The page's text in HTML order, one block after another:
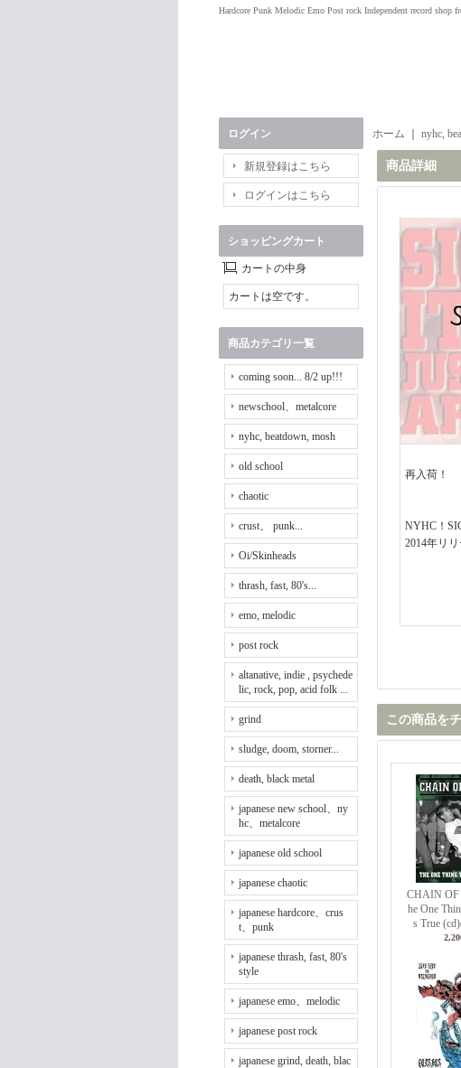
Hardcore Punk Melodic Emo Post rock Independent record shop
ログイン
新規登録はこちら
ログインはこちら
ショッピングカート
カートの中身
カートは空です。
商品カテゴリ一覧
coming soon... 8/2 up!!!
newschool、metalcore
nyhc, beatdown, mosh
old school
chaotic
crust、 punk...
Oi/Skinheads
thrash, fast, 80's...
emo, melodic
post rock
altanative, indie , psychede
lic, rock, pop, acid folk ...
grind
sludge, doom, storner...
death, black metal
japanese new school、ny
hc、metalcore
japanese old school
japanese chaotic
japanese hardcore、crus
t、punk
japanese thrash, fast, 80's
style
japanese emo、melodic
japanese post rock
japanese grind, death, blac
ホーム nyhc,
商品詳細
再入荷！
NYHC！
2014年リ
この商品を
CHAIN OF
he One
s True